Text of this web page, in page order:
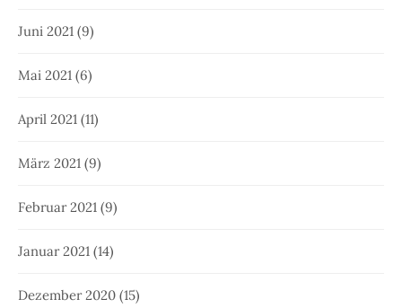
Juni 2021 (9)
Mai 2021 (6)
April 2021 (11)
März 2021 (9)
Februar 2021 (9)
Januar 2021 (14)
Dezember 2020 (15)